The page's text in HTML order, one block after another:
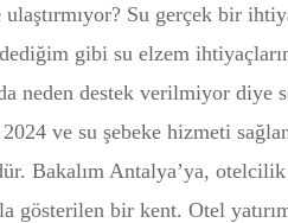
ulaştırmıyor? Su gerçek bir
gibi su elzem
neden destek verilmiyor diye
ve su şebeke hizmeti
Bakalım Antalya’ya,
gösterilen bir kent. Otel